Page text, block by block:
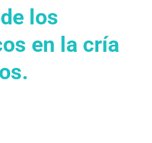
los
en la cría